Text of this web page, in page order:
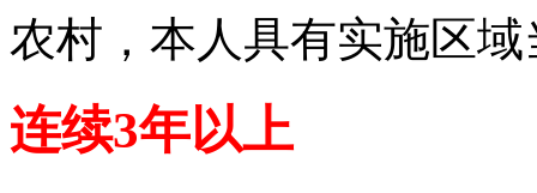
农村，本人具有实施区域
连续3年以上